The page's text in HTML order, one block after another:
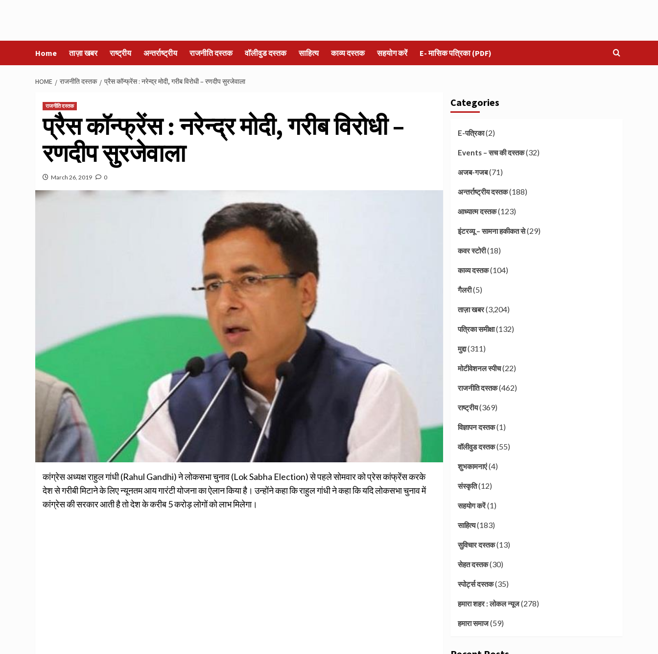
Home ताज़ा खबर राष्ट्रीय अन्तर्राष्ट्रीय राजनीति दस्तक वॉलीवुड दस्तक साहित्य काव्य दस्तक सहयोग करें E- मासिक पत्रिका (PDF)
HOME राजनीति दस्तक प्रैस कॉन्फ्रेंस : नरेन्द्र मोदी, गरीब विरोधी – रणदीप सुरजेवाला
राजनीति दस्तक
प्रैस कॉन्फ्रेंस : नरेन्द्र मोदी, गरीब विरोधी –
रणदीप सुरजेवाला
March 26, 2019 0
कांग्रेस अध्यक्ष राहुल गांधी (Rahul Gandhi) ने लोकसभा चुनाव (Lok Sabha Election) से पहले सोमवार को प्रेस कांफ्रेंस करके
देश से गरीबी मिटाने के लिए न्यूनतम आय गारंटी योजना का ऐलान किया है। उन्होंने कहा कि राहुल गांधी ने कहा कि यदि लोकसभा चुनाव में
कांग्रेस की सरकार आती है तो देश के करीब 5 करोड़ लोगों को लाभ मिलेगा।
Categories
E-पत्रिका(2)
Events – सच की दस्तक(32)
अजब-गजब(71)
अन्तर्राष्ट्रीय दस्तक(188)
आध्यात्म दस्तक(123)
इंटरव्यू – सामना हकीकत से(29)
कवर स्टोरी(18)
काव्य दस्तक(104)
गैलरी(5)
ताज़ा खबर(3,204)
पत्रिका समीक्षा(132)
मुद्दा(311)
मोटीवेशनल स्पीच(22)
राजनीति दस्तक(462)
राष्ट्रीय(369)
विज्ञापन दस्तक(1)
वॉलीवुड दस्तक(55)
शुभकामनाएं(4)
संस्कृति(12)
सहयोग करें(1)
साहित्य(183)
सुविचार दस्तक(13)
सेहत दस्तक(30)
स्पोर्ट्स दस्तक(35)
हमारा शहर : लोकल न्यूज(278)
हमारा समाज(59)